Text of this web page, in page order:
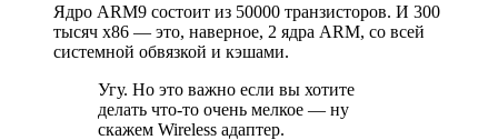
Ядро ARM9 состоит из 50000 транзисторов. И 300
тысяч x86 — это, наверное, 2 ядра ARM, со всей
системной обвязкой и кэшами.
Угу. Но это важно если вы хотите
делать что-то очень мелкое — ну
скажем Wireless адаптер.